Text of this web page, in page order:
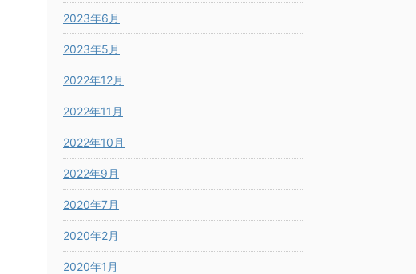
2023年6月
2023年5月
2022年12月
2022年11月
2022年10月
2022年9月
2020年7月
2020年2月
2020年1月